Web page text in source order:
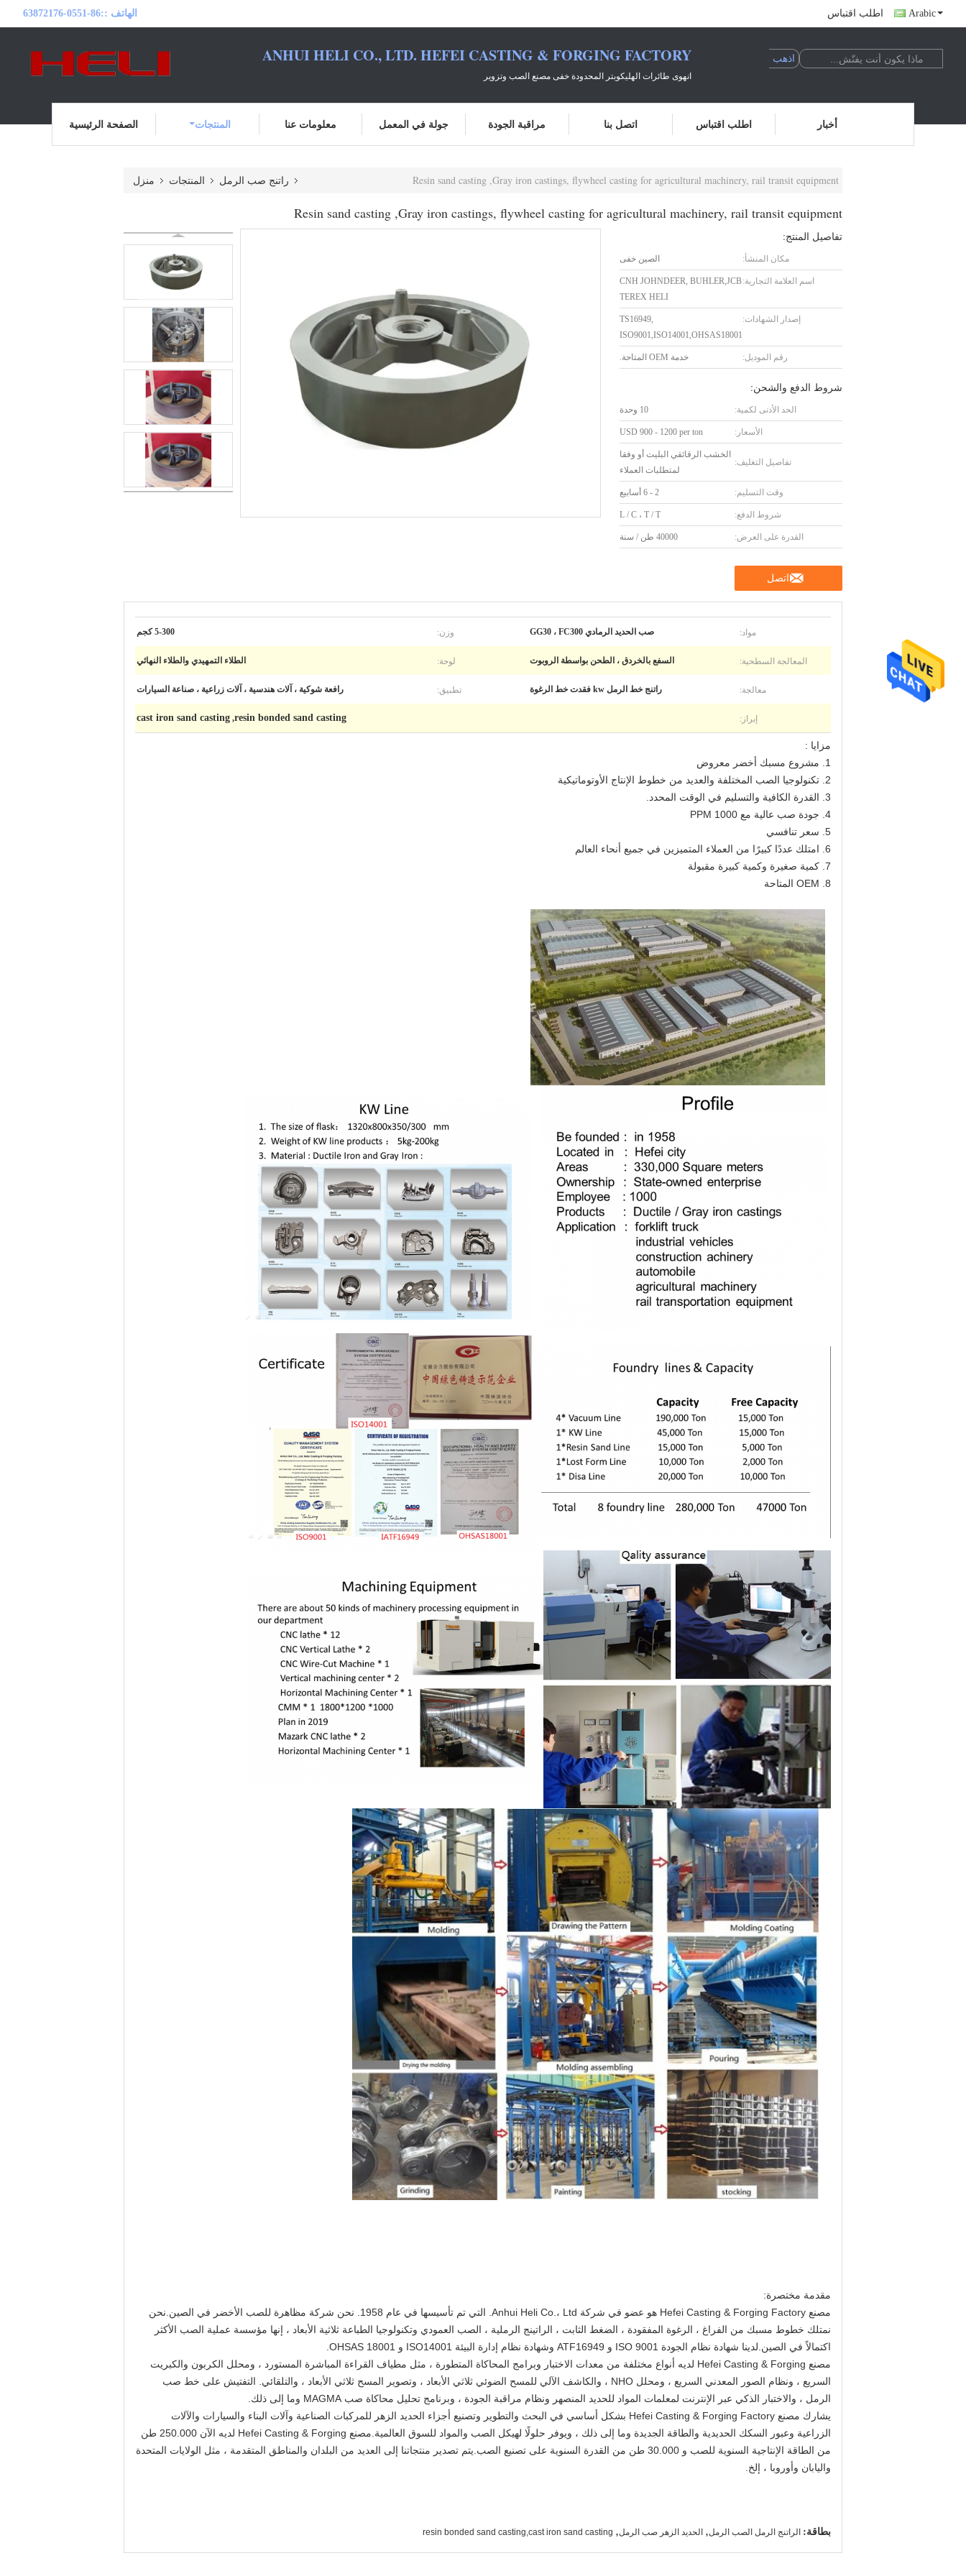
الهاتف ::86-0551-63872176 اطلب اقتباس Arabic
ANHUI HELI CO., LTD. HEFEI CASTING & FORGING FACTORY
انهوى طائرات الهليكوبتر المحدودة خفى مصنع الصب وتزوير
الصفحة الرئيسية المنتجات معلومات عنا جولة في المعمل مراقبة الجودة اتصل بنا اطلب اقتباس أخبار
منزل المنتجات راتنج صب الرمل Resin sand casting ,Gray iron castings, flywheel casting for agricultural machinery, rail transit equipment
Resin sand casting ,Gray iron castings, flywheel casting for agricultural machinery, rail transit equipment
تفاصيل المنتج:
مكان المنشأ: الصين خفى
اسم العلامة التجارية:CNH JOHNDEER, BUHLER,JCB
TEREX HELI
إصدار الشهادات:
TS16949,
ISO9001,ISO14001,OHSAS18001
رقم الموديل: خدمة OEM المتاحة.
شروط الدفع والشحن:
الحد الأدنى لكمية: 10 وحدة
الأسعار: USD 900 - 1200 per ton
تفاصيل التغليف:
الخشب الرقائقي البليت أو وفقا
لمتطلبات العملاء
وقت التسليم: 2 - 6 أسابيع
شروط الدفع: L / C ، T / T
القدرة على العرض: 40000 طن / سنة
اتصل
مواد: صب الحديد الرمادي GG30 ، FC300 وزن: 5-300 كجم
المعالجة السطحية: السفع بالخردق ، الطحن بواسطة الروبوت لوحة: الطلاء التمهيدي والطلاء النهائي
معالجة: راتنج خط الرمل kw فقدت خط الرغوة تطبيق: رافعة شوكية ، آلات هندسية ، آلات زراعية ، صناعة السيارات
إبراز: resin bonded sand casting
,
cast iron sand casting
مزايا :
1. مشروع مسبك أخضر معروض
2. تكنولوجيا الصب المختلفة والعديد من خطوط الإنتاج الأوتوماتيكية
3. القدرة الكافية والتسليم في الوقت المحدد.
4. جودة صب عالية مع PPM 1000
5. سعر تنافسي
6. امتلك عددًا كبيرًا من العملاء المتميزين في جميع أنحاء العالم
7. كمية صغيرة وكمية كبيرة مقبولة
8. OEM المتاحة
مقدمة مختصرة:
مصنع Hefei Casting & Forging Factory هو عضو في شركة Anhui Heli Co.، Ltd. التي تم تأسيسها في عام 1958. نحن شركة مظاهرة للصب الأخضر في الصين.نحن
نمتلك خطوط مسبك من الفراغ ، الرغوة المفقودة ، الضغط الثابت ، الراتينج الرملية ، الصب العمودي وتكنولوجيا الطباعة ثلاثية الأبعاد ، إنها مؤسسة عملية الصب الأكثر
اكتمالاً في الصين.لدينا شهادة نظام الجودة ISO 9001 و ATF16949 وشهادة نظام إدارة البيئة ISO14001 و OHSAS 18001.
مصنع Hefei Casting & Forging لديه أنواع مختلفة من معدات الاختبار وبرامج المحاكاة المتطورة ، مثل مطياف القراءة المباشرة المستورد ، ومحلل الكربون والكبريت
السريع ، ونظام الصور المعدني السريع ، ومحلل NHO ، والكاشف الآلي للمسح الضوئي ثلاثي الأبعاد ، وتصوير المسح ثلاثي الأبعاد ، والتلقائي. التفتيش على خط صب
الرمل ، والاختبار الذكي عبر الإنترنت لمعلمات المواد للحديد المنصهر ونظام مراقبة الجودة ، وبرنامج تحليل محاكاة صب MAGMA وما إلى ذلك.
يشارك مصنع Hefei Casting & Forging Factory بشكل أساسي في البحث والتطوير وتصنيع أجزاء الحديد الزهر للمركبات الصناعية وآلات البناء والسيارات والآلات
الزراعية وعبور السكك الحديدية والطاقة الجديدة وما إلى ذلك ، ويوفر حلولًا لهيكل الصب والمواد للسوق العالمية.مصنع Hefei Casting & Forging لديه الآن 250.000 طن
من الطاقة الإنتاجية السنوية للصب و 30.000 طن من القدرة السنوية على تصنيع الصب.يتم تصدير منتجاتنا إلى العديد من البلدان والمناطق المتقدمة ، مثل الولايات المتحدة
واليابان وأوروبا ، إلخ.
بطاقة: الراتنج الرمل الصب الرمل, الحديد الزهر صب الرمل,
resin bonded sand casting,cast iron sand casting